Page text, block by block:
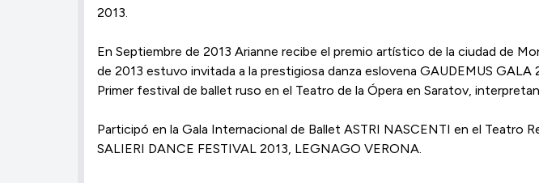
2013.
En Septiembre de 2013 Arianne recibe el premio artístico de la ciudad de
de 2013 estuvo invitada a la prestigiosa danza eslovena GAUDEMUS
Primer festival de ballet ruso en el Teatro de la Ópera en Saratov,
Participó en la Gala Internacional de Ballet ASTRI NASCENTI en el Teatro
SALIERI DANCE FESTIVAL 2013, LEGNAGO VERONA.